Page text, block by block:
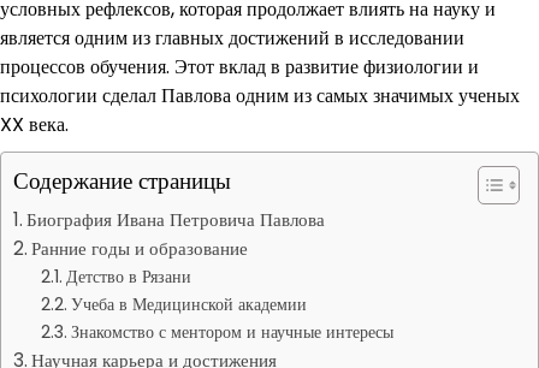
условных рефлексов, которая продолжает влиять на науку и
является одним из главных достижений в исследовании
процессов обучения. Этот вклад в развитие физиологии и
психологии сделал Павлова одним из самых значимых ученых
XX века.
Содержание страницы
Биография Ивана Петровича Павлова
Ранние годы и образование
Детство в Рязани
Учеба в Медицинской академии
Знакомство с ментором и научные интересы
Научная карьера и достижения